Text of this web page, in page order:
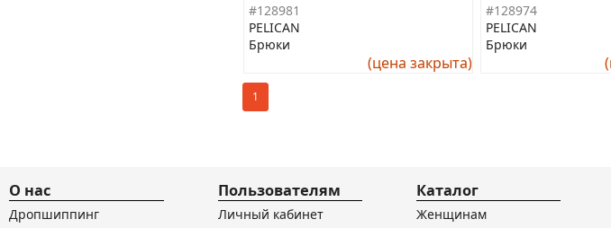
#128981
PELICAN
Брюки
(цена закрыта)
#128974
PELICAN
Брюки
1
О нас
Дропшиппинг
Пользователям
Личный кабинет
Каталог
Женщинам